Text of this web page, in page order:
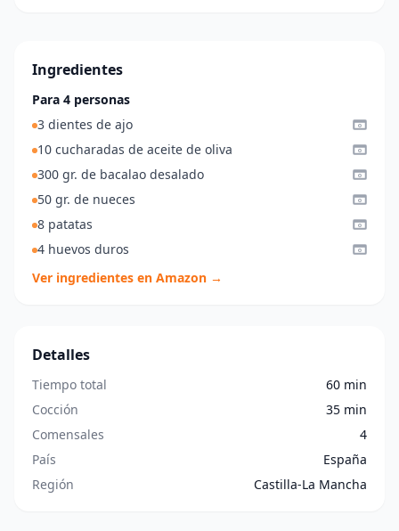
Ingredientes
Para 4 personas
3 dientes de ajo
10 cucharadas de aceite de oliva
300 gr. de bacalao desalado
50 gr. de nueces
8 patatas
4 huevos duros
Ver ingredientes en Amazon →
Detalles
Tiempo total
60 min
Cocción
35 min
Comensales
4
País
España
Región
Castilla-La Mancha